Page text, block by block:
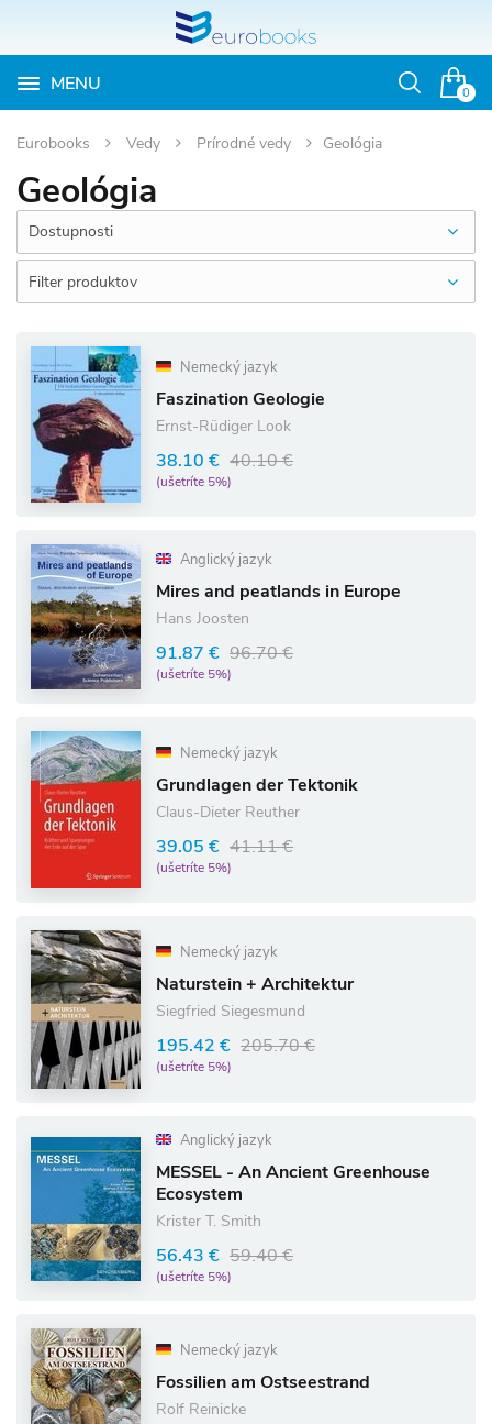
0
MENU
Otvoriť
Eurobooks Vedy Prírodné vedy Geológia
Geológia
Dostupnosti
Filter produktov
Nemecký jazyk
Faszination Geologie
Ernst-Rüdiger Look
38.10 € 40.10 €
(ušetríte 5%)
Anglický jazyk
Mires and peatlands in Europe
Hans Joosten
91.87 € 96.70 €
(ušetríte 5%)
Nemecký jazyk
Grundlagen der Tektonik
Claus-Dieter Reuther
39.05 € 41.11 €
(ušetríte 5%)
Nemecký jazyk
Naturstein + Architektur
Siegfried Siegesmund
195.42 € 205.70 €
(ušetríte 5%)
Anglický jazyk
MESSEL - An Ancient Greenhouse
Ecosystem
Krister T. Smith
56.43 € 59.40 €
(ušetríte 5%)
Nemecký jazyk
Fossilien am Ostseestrand
Rolf Reinicke